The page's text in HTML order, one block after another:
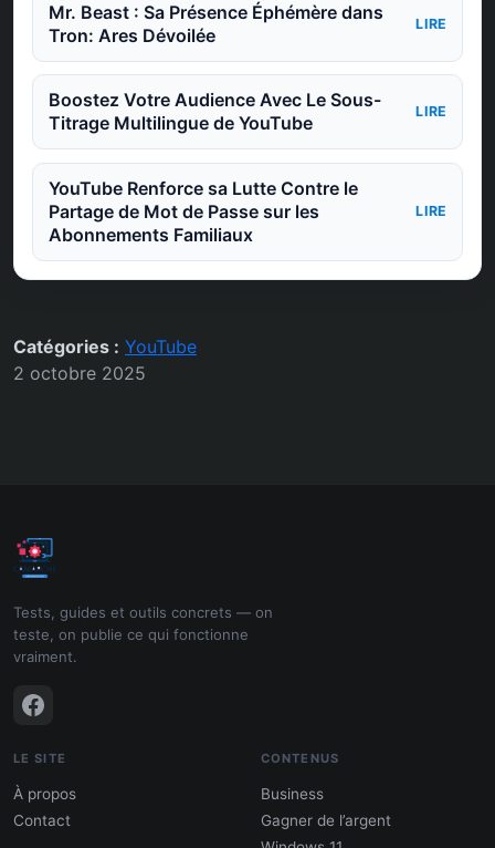
Mr. Beast : Sa Présence Éphémère dans
Tron: Ares Dévoilée
LIRE
Boostez Votre Audience Avec Le Sous-
Titrage Multilingue de YouTube
LIRE
YouTube Renforce sa Lutte Contre le
Partage de Mot de Passe sur les
Abonnements Familiaux
LIRE
Catégories : YouTube
2 octobre 2025
Tests, guides et outils concrets — on
teste, on publie ce qui fonctionne
vraiment.
LE SITE
À propos
Contact
CONTENUS
Business
Gagner de l’argent